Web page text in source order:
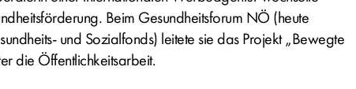
Beim Gesundheitsforum NÖ (heute
und Sozialfonds) leitete sie das Projekt „Bewegte
die Öffentlichkeitsarbeit.